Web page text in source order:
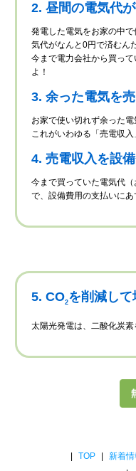
2. 昼間の電気代が
発電した電気をお家の中
気代がなんと0円で済むん
今まで電力会社から買っ
よ！
3. 余った電気を
お家で使い切れず余った
これがいわゆる「売電収入
4. 売電収入を設
今まで買っていた電気代
で、設備費用の支払いにあ
5. CO2を削減して
太陽光発電は、二酸化炭
| TOP | 新着情